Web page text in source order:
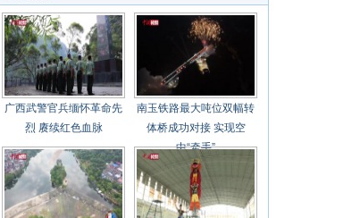
广西武警官兵缅怀革命先
烈 赓续红色血脉
南玉铁路最大吨位双幅转
体桥成功对接 实现空
中“牵手”